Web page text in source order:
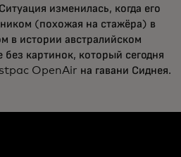
изменилась, когда его
(похожая на стажёра) в
в истории австралийском
картинок, который сегодня
OpenAir на гавани Сиднея.